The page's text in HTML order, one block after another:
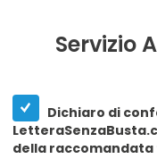
Servizio
Dichiaro di
LetteraSenzaBusta.com per
della raccomandata